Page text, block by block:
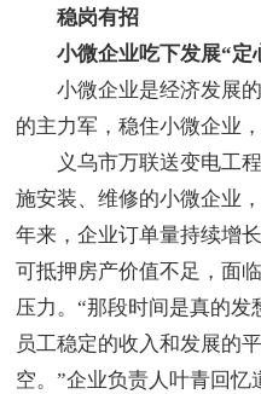
稳岗有招
小微企业吃下发展“定
小微企业是经济发展的
的主力军，稳住小微企业
义乌市万联送变电工程
施安装、维修的小微企业
年来，企业订单量持续增
可抵押房产价值不足，面
压力。“那段时间是真的
员工稳定的收入和发展的
空。”企业负责人叶青回忆